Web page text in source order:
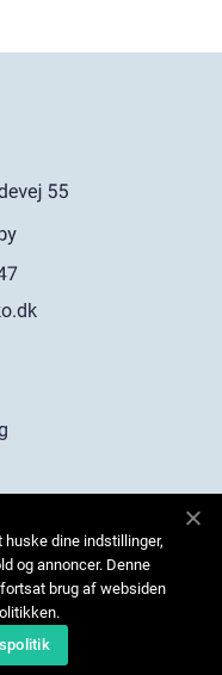
dine indstillinger,
og annoncer. Denne
brug af websiden